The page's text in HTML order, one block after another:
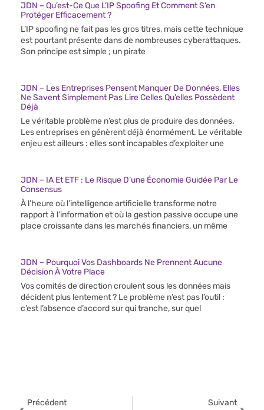
JDN – Qu’est-Ce Que L’IP Spoofing Et Comment S’en
Protéger Efficacement ?
L’IP spoofing ne fait pas les gros titres, mais cette technique
est pourtant présente dans de nombreuses cyberattaques.
Son principe est simple ; un pirate
JDN – Les Entreprises Pensent Manquer De Données, Elles
Ne Savent Simplement Pas Lire Celles Qu’elles Possèdent
Déjà
Le véritable problème n’est plus de produire des données.
Les entreprises en génèrent déjà énormément. Le véritable
enjeu est ailleurs : elles sont incapables d’exploiter une
JDN – IA Et ETF : Le Risque D’une Économie Guidée Par Le
Consensus
À l’heure où l’intelligence artificielle transforme notre
rapport à l’information et où la gestion passive occupe une
place croissante dans les marchés financiers, un même
JDN – Pourquoi Vos Dashboards Ne Prennent Aucune
Décision À Votre Place
Vos comités de direction croulent sous les données mais
décident plus lentement ? Le problème n’est pas l’outil :
c’est l’absence d’accord sur qui tranche, sur quel
Précédent Suivant